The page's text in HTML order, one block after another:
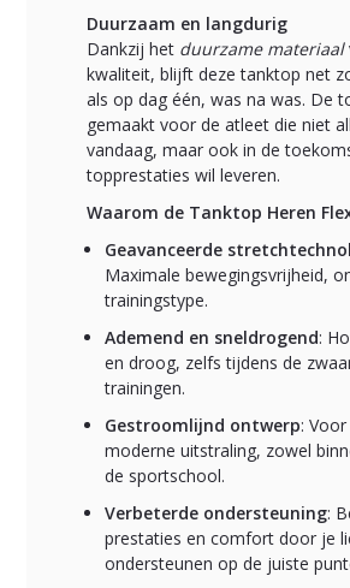
Duurzaam en langdurig
Dankzij het duurzame materiaal
kwaliteit, blijft deze tanktop net
als op dag één, was na was. De
gemaakt voor de atleet die niet
vandaag, maar ook in de
topprestaties wil leveren.
Waarom de Tanktop Heren
Geavanceerde
Maximale bewegingsvrijheid,
trainingstype.
Ademend en sneldrogend:
en droog, zelfs tijdens de
trainingen.
Gestroomlijnd ontwerp:
moderne uitstraling, zowel
de sportschool.
Verbeterde ondersteuning:
prestaties en comfort door je
ondersteunen op de juiste